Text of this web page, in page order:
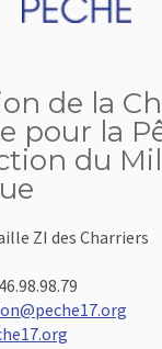
de la
pour la
du
ZI des Charriers